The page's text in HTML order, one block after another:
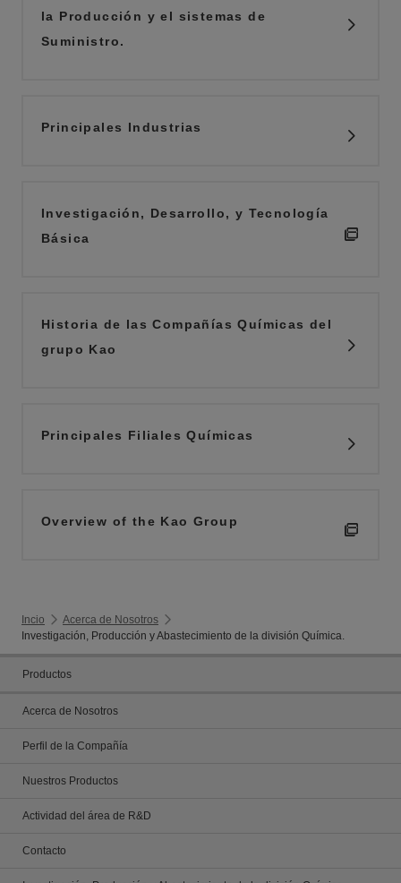
la Producción y el sistemas de
Suministro.
Principales Industrias
Investigación, Desarrollo, y Tecnología
Básica
Historia de las Compañías Químicas del
grupo Kao
Principales Filiales Químicas
Overview of the Kao Group
Incio
Acerca de Nosotros
Investigación, Producción y Abastecimiento de la división Química.
Productos
Acerca de Nosotros
Perfil de la Compañía
Nuestros Productos
Actividad del área de R&D
Contacto